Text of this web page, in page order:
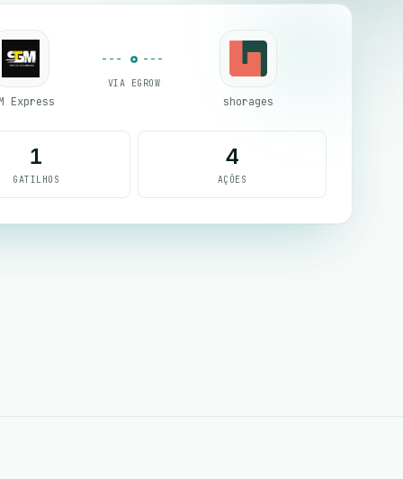
Express
VIA EGROW
shorages
1
GATILHOS
4
AÇÕES